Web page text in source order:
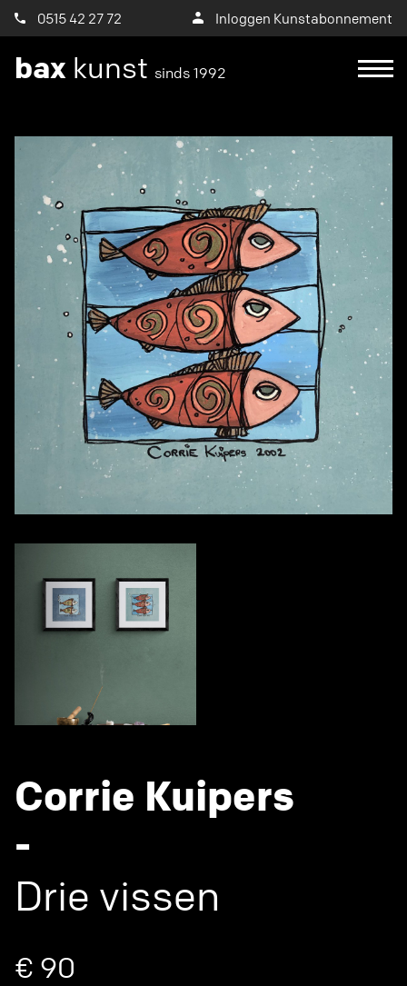
0515 42 27 72 Inloggen Kunstabonnement
bax kunst sinds 1992
Corrie Kuipers
-
Drie vissen
€ 90